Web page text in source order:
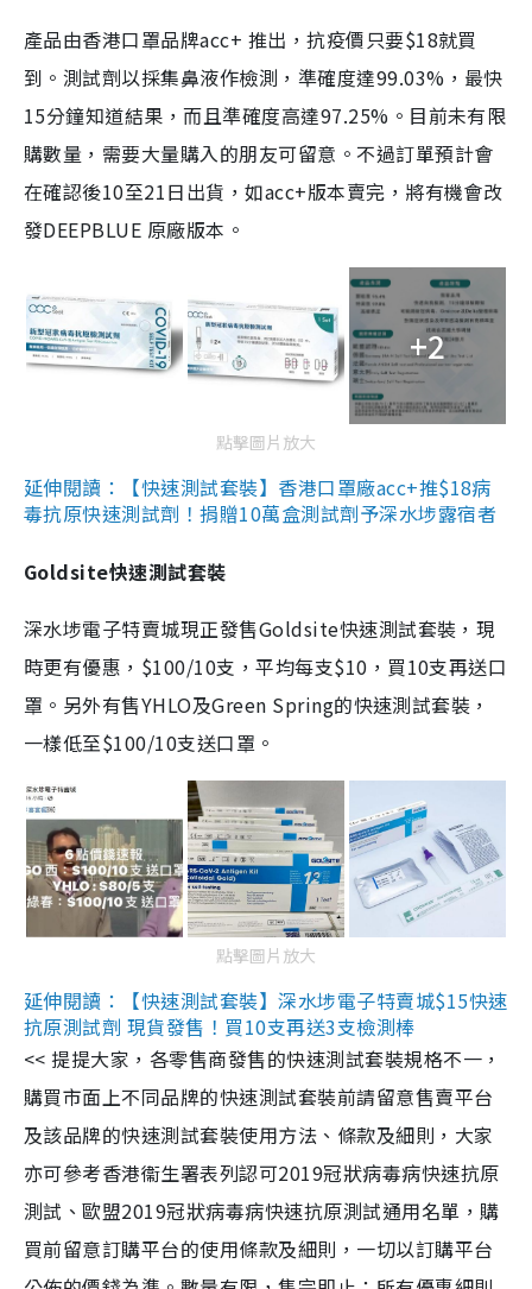
產品由香港口罩品牌acc+ 推出，抗疫價只要$18就買
到。測試劑以採集鼻液作檢測，準確度達99.03%，最快
15分鐘知道結果，而且準確度高達97.25%。目前未有限
購數量，需要大量購入的朋友可留意。不過訂單預計會
在確認後10至21日出貨，如acc+版本賣完，將有機會改
發DEEPBLUE 原廠版本。
+2
點擊圖片放大
延伸閱讀：【快速測試套裝】香港口罩廠acc+推$18病
毒抗原快速測試劑！捐贈10萬盒測試劑予深水埗露宿者
Goldsite快速測試套裝
深水埗電子特賣城現正發售Goldsite快速測試套裝，現
時更有優惠，$100/10支，平均每支$10，買10支再送口
罩。另外有售YHLO及Green Spring的快速測試套裝，
一樣低至$100/10支送口罩。
點擊圖片放大
延伸閱讀：【快速測試套裝】深水埗電子特賣城$15快速
抗原測試劑 現貨發售！買10支再送3支檢測棒
<< 提提大家，各零售商發售的快速測試套裝規格不一，
購買市面上不同品牌的快速測試套裝前請留意售賣平台
及該品牌的快速測試套裝使用方法、條款及細則，大家
亦可參考香港衞生署表列認可2019冠狀病毒病快速抗原
測試、歐盟2019冠狀病毒病快速抗原測試通用名單，購
買前留意訂購平台的使用條款及細則，一切以訂購平台